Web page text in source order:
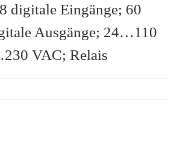
Referenzen
News
Kontakt
digitale Eingänge; 60
Ausgänge; 24…110
VAC; Relais